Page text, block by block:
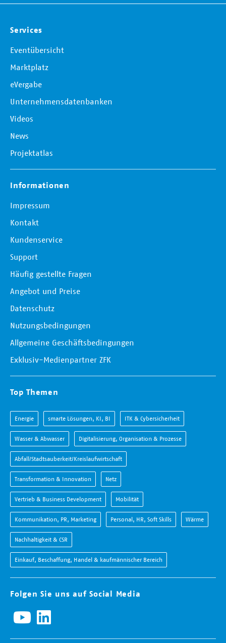
Services
Eventübersicht
Marktplatz
eVergabe
Unternehmensdatenbanken
Videos
News
Projektatlas
Informationen
Impressum
Kontakt
Kundenservice
Support
Häufig gestellte Fragen
Angebot und Preise
Datenschutz
Nutzungsbedingungen
Allgemeine Geschäftsbedingungen
Exklusiv-Medienpartner ZFK
Top Themen
Energie smarte Lösungen, KI, BI ITK & Cybersicherheit
Wasser & Abwasser Digitalisierung, Organisation & Prozesse
Abfall/Stadtsauberkeit/Kreislaufwirtschaft
Transformation & Innovation Netz
Vertrieb & Business Development Mobilität
Kommunikation, PR, Marketing Personal, HR, Soft Skills Wärme
Nachhaltigkeit & CSR
Einkauf, Beschaffung, Handel & kaufmännischer Bereich
Folgen Sie uns auf Social Media